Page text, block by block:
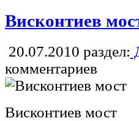
Висконтиев
20.07.2010 раздел:
комментариев
Висконтиев мост